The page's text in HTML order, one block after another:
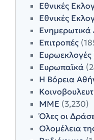
Εθνικές
Εθνικές
Ενημερωτικά
Επιτροπές
Ευρωεκλογές
Ευρωπαϊκά
Η Βόρεια
ΜΜΕ (3,230)
Όλες οι
Ολομέλεια